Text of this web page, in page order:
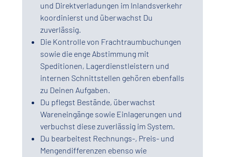
und Direktverladungen im Inlandsverkehr
koordinierst und überwachst Du
zuverlässig.
Die Kontrolle von Frachtraumbuchungen
sowie die enge Abstimmung mit
Speditionen, Lagerdienstleistern und
internen Schnittstellen gehören ebenfalls
zu Deinen Aufgaben.
Du pflegst Bestände, überwachst
Wareneingänge sowie Einlagerungen und
verbuchst diese zuverlässig im System.
Du bearbeitest Rechnungs-, Preis- und
Mengendifferenzen ebenso wie